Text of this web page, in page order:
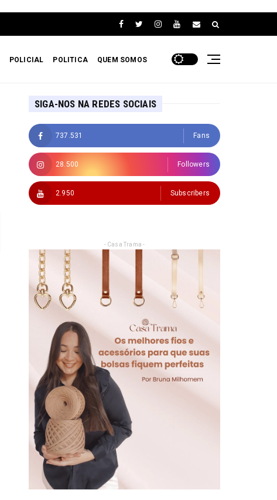
POLICIAL POLITICA QUEM SOMOS
SIGA-NOS NA REDES SOCIAIS
737.531 Fans
28.500 Followers
2.950 Subscribers
- Casa Trama -